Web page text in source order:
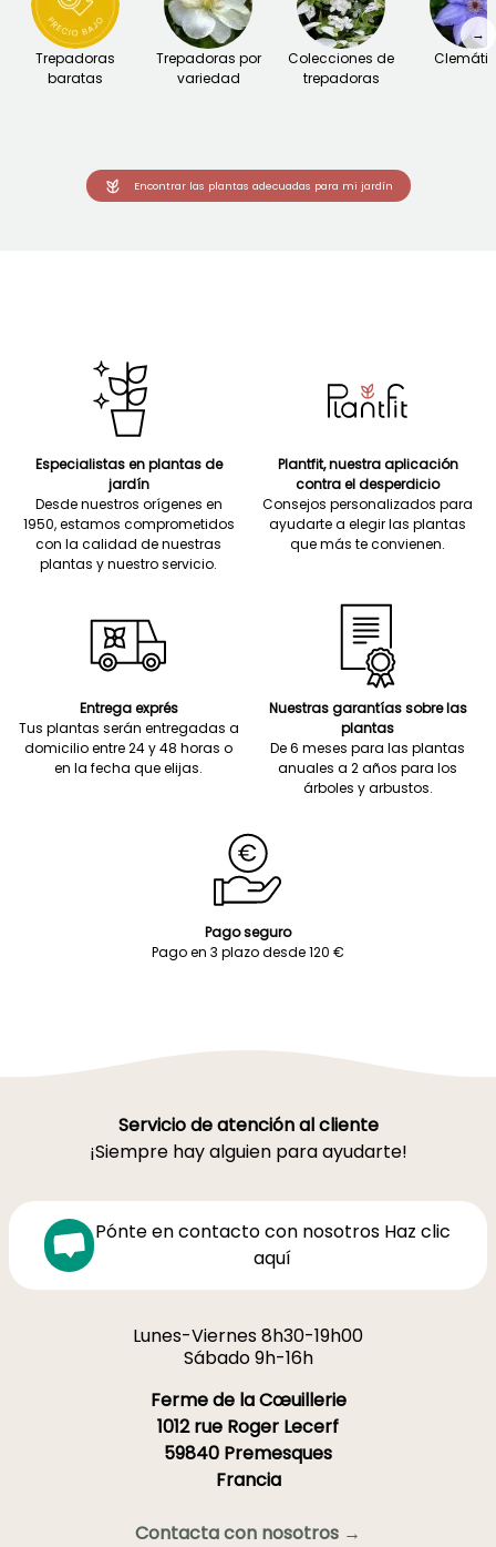
Trepadoras
baratas
Trepadoras por
variedad
Colecciones de
trepadoras
→
Encontrar las plantas adecuadas para mi jardín
Especialistas en plantas de
jardín
Desde nuestros orígenes en
1950, estamos comprometidos
con la calidad de nuestras
plantas y nuestro servicio.
Plantfit, nuestra aplicación
contra el desperdicio
Consejos personalizados para
ayudarte a elegir las plantas
que más te convienen.
Entrega exprés
Tus plantas serán entregadas a
domicilio entre 24 y 48 horas o
en la fecha que elijas.
Nuestras garantías sobre las
plantas
De 6 meses para las plantas
anuales a 2 años para los
árboles y arbustos.
Pago seguro
Pago en 3 plazo desde 120 €
Servicio de atención al cliente
¡Siempre hay alguien para ayudarte!
Pónte en contacto con nosotros Haz clic
aquí
Lunes-Viernes 8h30-19h00
Sábado 9h-16h
Ferme de la Cœuillerie
1012 rue Roger Lecerf
59840 Premesques
Francia
Contacta con nosotros →